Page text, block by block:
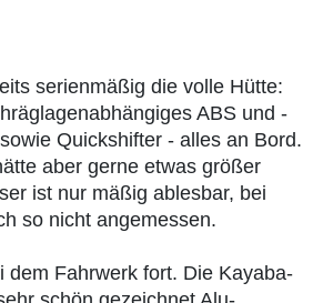
serienmäßig die volle Hütte:
ABS und -
Quickshifter - alles an Bord.
aber gerne etwas größer
ist nur mäßig ablesbar, bei
so nicht angemessen.
dem Fahrwerk fort. Die Kayaba-